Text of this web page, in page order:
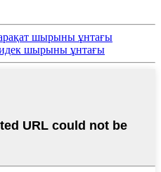
шырыны ұнтағы
шырыны ұнтағы